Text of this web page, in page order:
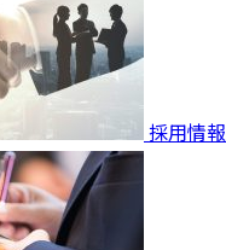
採用情報